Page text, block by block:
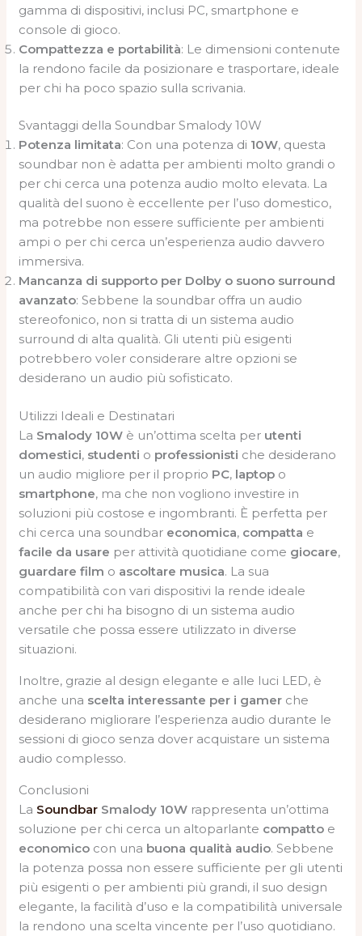
gamma di dispositivi, inclusi PC, smartphone e
console di gioco.
Compattezza e portabilità: Le dimensioni contenute
la rendono facile da posizionare e trasportare, ideale
per chi ha poco spazio sulla scrivania.
Svantaggi della Soundbar Smalody 10W
Potenza limitata: Con una potenza di 10W, questa
soundbar non è adatta per ambienti molto grandi o
per chi cerca una potenza audio molto elevata. La
qualità del suono è eccellente per l’uso domestico,
ma potrebbe non essere sufficiente per ambienti
ampi o per chi cerca un’esperienza audio davvero
immersiva.
Mancanza di supporto per Dolby o suono surround
avanzato: Sebbene la soundbar offra un audio
stereofonico, non si tratta di un sistema audio
surround di alta qualità. Gli utenti più esigenti
potrebbero voler considerare altre opzioni se
desiderano un audio più sofisticato.
Utilizzi Ideali e Destinatari
La Smalody 10W è un’ottima scelta per utenti
domestici, studenti o professionisti che desiderano
un audio migliore per il proprio PC, laptop o
smartphone, ma che non vogliono investire in
soluzioni più costose e ingombranti. È perfetta per
chi cerca una soundbar economica, compatta e
facile da usare per attività quotidiane come giocare,
guardare film o ascoltare musica. La sua
compatibilità con vari dispositivi la rende ideale
anche per chi ha bisogno di un sistema audio
versatile che possa essere utilizzato in diverse
situazioni.
Inoltre, grazie al design elegante e alle luci LED, è
anche una scelta interessante per i gamer che
desiderano migliorare l’esperienza audio durante le
sessioni di gioco senza dover acquistare un sistema
audio complesso.
Conclusioni
La Soundbar Smalody 10W rappresenta un’ottima
soluzione per chi cerca un altoparlante compatto e
economico con una buona qualità audio. Sebbene
la potenza possa non essere sufficiente per gli utenti
più esigenti o per ambienti più grandi, il suo design
elegante, la facilità d’uso e la compatibilità universale
la rendono una scelta vincente per l’uso quotidiano.